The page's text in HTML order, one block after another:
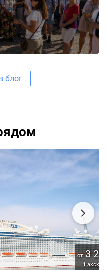
блог
от3 200$
1экскурсия